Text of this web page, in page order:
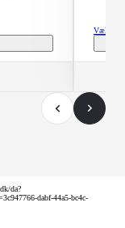
Vælg bil
da?
dabf-44a5-bc4c-